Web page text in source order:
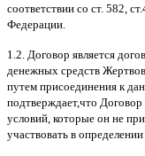
соответствии со ст. 582, ст
Федерации
1.2. Договор является
денежных средств
путем присоединения к
подтверждает,что Договор
условий которые он не
участвовать в